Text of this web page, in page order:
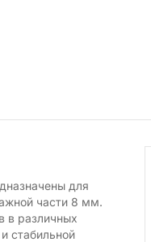
для
части 8 мм.
в различных
стабильной